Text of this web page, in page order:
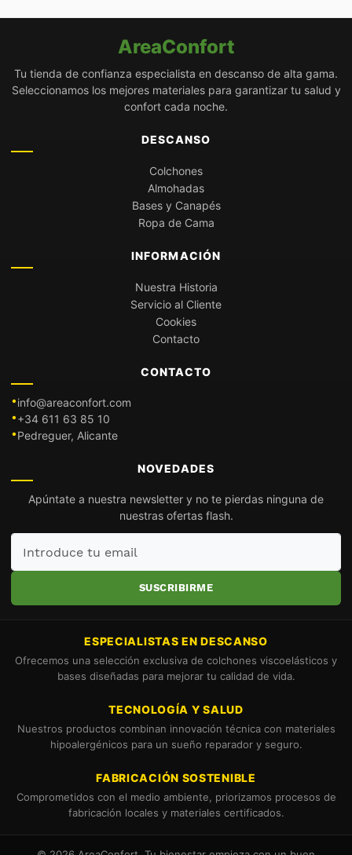
AreaConfort
Tu tienda de confianza especialista en descanso de alta gama.
Seleccionamos los mejores materiales para garantizar tu salud y
confort cada noche.
DESCANSO
Colchones
Almohadas
Bases y Canapés
Ropa de Cama
INFORMACIÓN
Nuestra Historia
Servicio al Cliente
Cookies
Contacto
CONTACTO
info@areaconfort.com
+34 611 63 85 10
Pedreguer, Alicante
NOVEDADES
Apúntate a nuestra newsletter y no te pierdas ninguna de
nuestras ofertas flash.
Introduce
email
SUSCRIBIRME
ESPECIALISTAS EN DESCANSO
Ofrecemos una selección exclusiva de colchones viscoelásticos y
bases diseñadas para mejorar tu calidad de vida.
TECNOLOGÍA Y SALUD
Nuestros productos combinan innovación técnica con materiales
hipoalergénicos para un sueño reparador y seguro.
FABRICACIÓN SOSTENIBLE
Comprometidos con el medio ambiente, priorizamos procesos de
fabricación locales y materiales certificados.